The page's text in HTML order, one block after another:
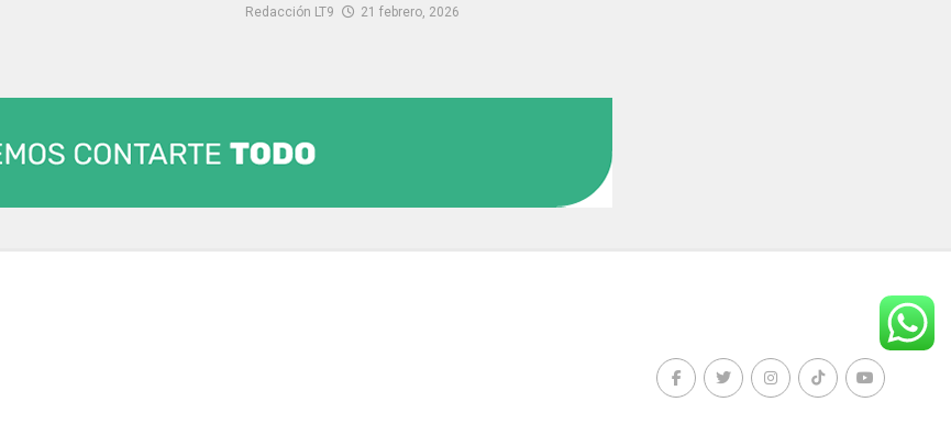
Redacción LT9 21 febrero, 2026